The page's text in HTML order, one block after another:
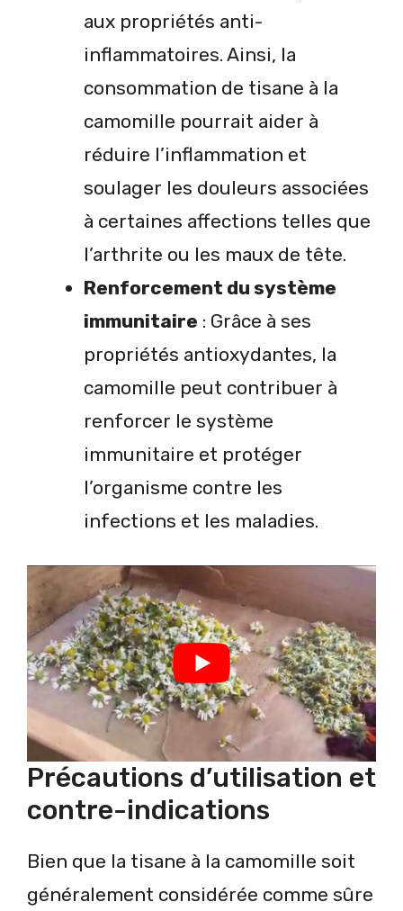
aux propriétés anti-
inflammatoires. Ainsi, la
consommation de tisane à la
camomille pourrait aider à
réduire l’inflammation et
soulager les douleurs associées
à certaines affections telles que
l’arthrite ou les maux de tête.
Renforcement du système
immunitaire : Grâce à ses
propriétés antioxydantes, la
camomille peut contribuer à
renforcer le système
immunitaire et protéger
l’organisme contre les
infections et les maladies.
Précautions d’utilisation et
contre-indications
Bien que la tisane à la camomille soit
généralement considérée comme sûre